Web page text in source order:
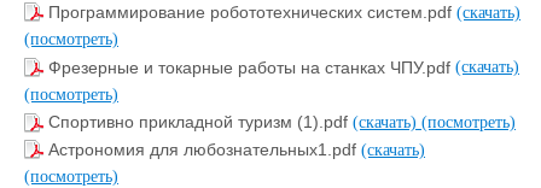
Программирование робототехнических систем.pdf (скачать)
(посмотреть)
Фрезерные и токарные работы на станках ЧПУ.pdf (скачать)
(посмотреть)
Спортивно прикладной туризм (1).pdf (скачать) (посмотреть)
Астрономия для любознательных1.pdf (скачать)
(посмотреть)